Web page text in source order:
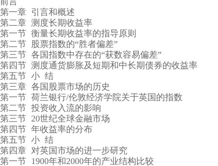
第一章 引言和概述
第二章 测度长期收益率
第一节 衡量长期收益率的指导原则
第二节 股票指数的“胜者偏差”
第三节 各国指数中存在的“获数容易偏差”
第四节 测度通货膨胀及短期和中长期债券的收益率
第五节 小 结
第三章 各国股票市场的历史
第一节 荷兰银行/伦敦经济学院关于英国的指数
第二节 投资收入流的影响
第三节 20世纪全球金融市场
第四节 年收益率的分布
第五节 小 结
第四章 对英国市场的进一步研究
第一节 1900年和2000年的产业结构比较